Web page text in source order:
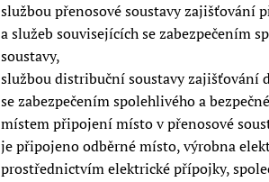
službou přenosové soustavy zajišťování
a služeb souvisejících se zabezpečením
soustavy,
službou distribuční soustavy zajišťování
se zabezpečením spolehlivého a
místem připojení místo v přenosové
je připojeno odběrné místo, výrobna
prostřednictvím elektrické přípojky,